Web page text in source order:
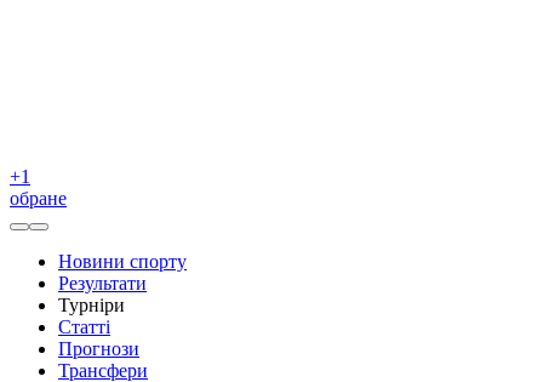
+1
обране
Новини спорту
Результати
Турніри
Статті
Прогнози
Трансфери